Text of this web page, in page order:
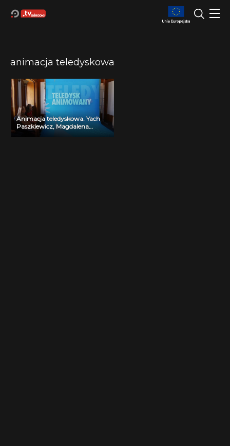
animacja teledyskowa
Animacja teledyskowa. Yach
Paszkiewicz, Magdalena
Kunicka – Paszkiewicz.